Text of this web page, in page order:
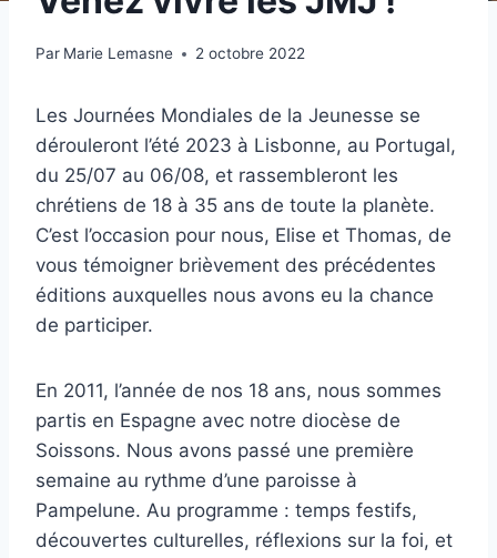
Par Marie Lemasne 2 octobre 2022
Les Journées Mondiales de la Jeunesse se
dérouleront l’été 2023 à Lisbonne, au Portugal,
du 25/07 au 06/08, et rassembleront les
chrétiens de 18 à 35 ans de toute la planète.
C’est l’occasion pour nous, Elise et Thomas, de
vous témoigner brièvement des précédentes
éditions auxquelles nous avons eu la chance
de participer.
En 2011, l’année de nos 18 ans, nous sommes
partis en Espagne avec notre diocèse de
Soissons. Nous avons passé une première
semaine au rythme d’une paroisse à
Pampelune. Au programme : temps festifs,
découvertes culturelles, réflexions sur la foi, et